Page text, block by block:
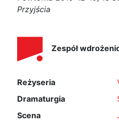
Przyjścia
Zespół
Reżyseria
Dramaturgia
Scena